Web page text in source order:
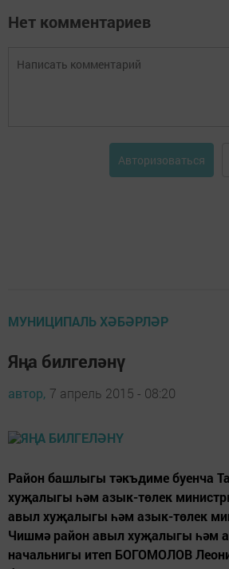
Нет комментариев
Авторизоваться
МУНИЦИПАЛЬ ХӘБӘРЛӘР
Яңа билгеләнү
автор, 7 апрель 2015 - 08:20
Район башлыгы тәкъдиме буенча
хуҗалыгы һәм азык-төлек
авыл хуҗалыгы һәм азык-төлек
Чишмә район авыл хуҗалыгы һәм
начальнигы итеп БОГОМОЛОВ